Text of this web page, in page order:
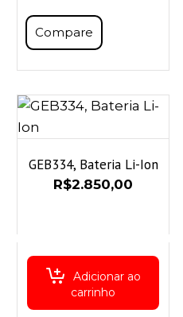
Compare
GEB334, Bateria Li-Ion
R$2.850,00
Adicionar ao
carrinho